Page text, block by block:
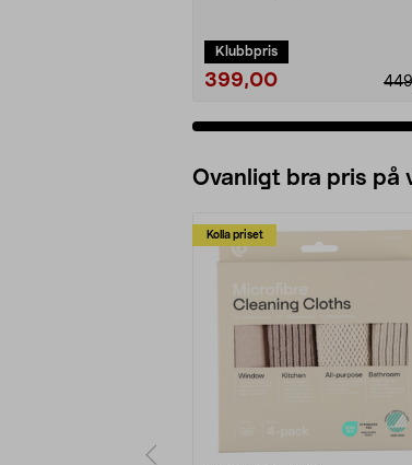
Klubbpris
399,00
Ovanligt bra pris på
Kolla priset